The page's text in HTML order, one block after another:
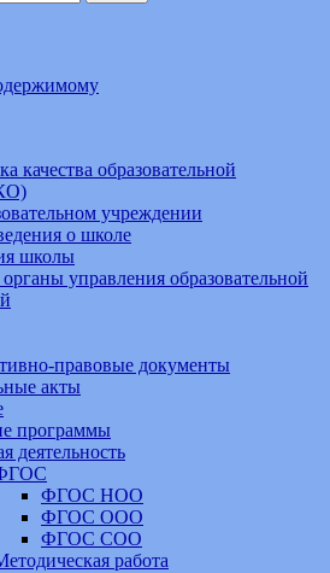
качества образовательной
учреждении
о школе
школы
управления образовательной
правовые документы
акты
программы
деятельность
ФГОС НОО
ФГОС ООО
ФГОС СОО
работа